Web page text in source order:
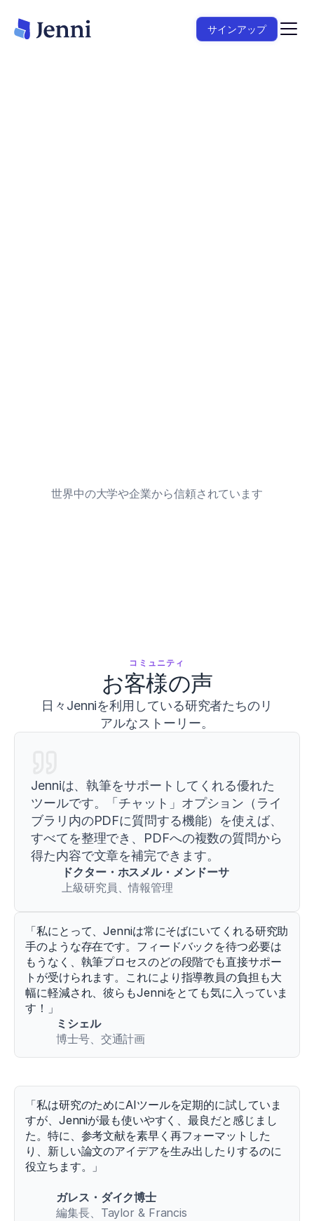
サインアップ
世界中の大学や企業から信頼されています
コミュニティ
お客様の声
日々Jenniを利用している研究者たちのリ
アルなストーリー。
Jenniは、執筆をサポートしてくれる優れた
ツールです。「チャット」オプション（ライ
ブラリ内のPDFに質問する機能）を使えば、
すべてを整理でき、PDFへの複数の質問から
得た内容で文章を補完できます。
ドクター・ホスメル・メンドーサ
上級研究員、情報管理
「私にとって、Jenniは常にそばにいてくれる研究助
手のような存在です。フィードバックを待つ必要は
もうなく、執筆プロセスのどの段階でも直接サポー
トが受けられます。これにより指導教員の負担も大
幅に軽減され、彼らもJenniをとても気に入っていま
す！」
ミシェル
博士号、交通計画
「私は研究のためにAIツールを定期的に試していま
すが、Jenniが最も使いやすく、最良だと感じまし
た。特に、参考文献を素早く再フォーマットした
り、新しい論文のアイデアを生み出したりするのに
役立ちます。」
ガレス・ダイク博士
編集長、Taylor & Francis